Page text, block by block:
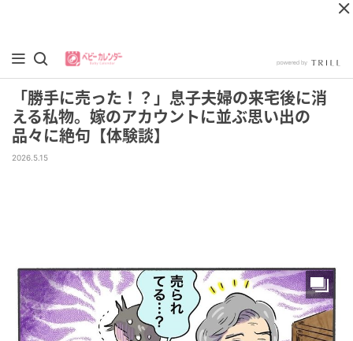
「勝手に売った！？」息子夫婦の来宅後に消
える私物。嫁のアカウントに並ぶ思い出の
品々に絶句【体験談】
2026.5.15